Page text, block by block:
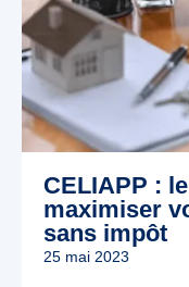
CELIAPP :
maximiser
sans impôt
25 mai 2023